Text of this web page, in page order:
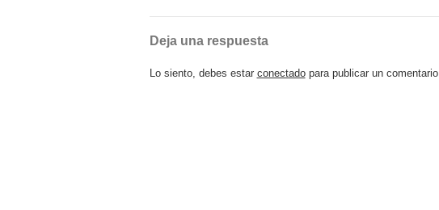
Deja una respuesta
Lo siento, debes estar conectadopara publicar un comentario.